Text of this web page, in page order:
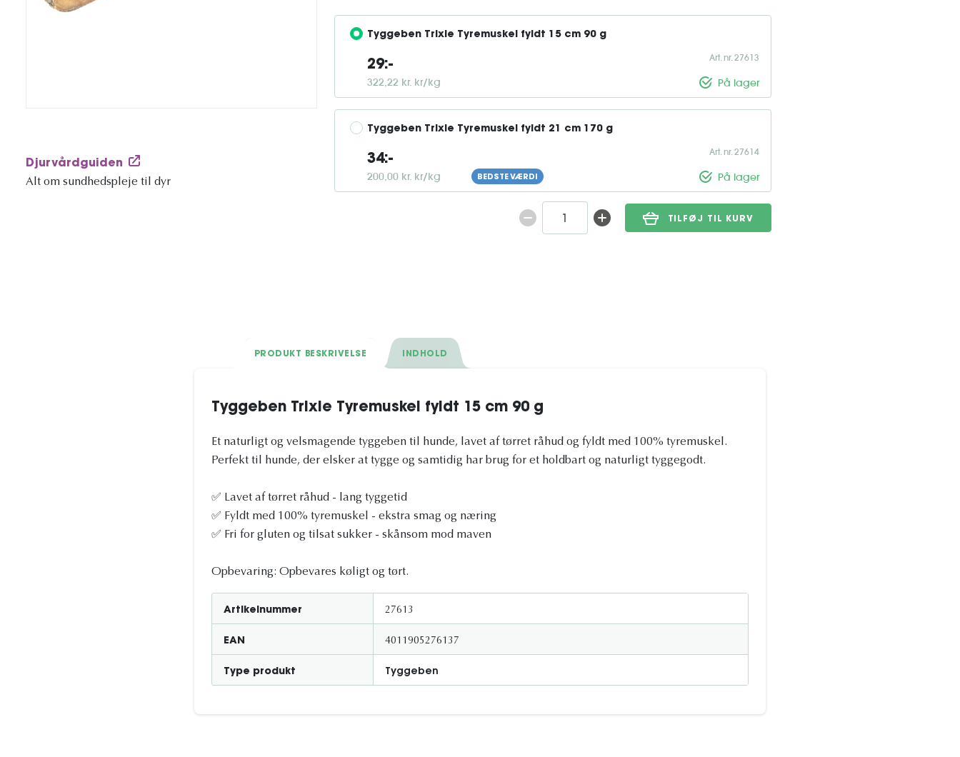
Djurvårdguiden
Alt om sundhedspleje til dyr
Tyggeben Trixie Tyremuskel fyldt 15 cm 90 g
29:-
322,22 kr. kr/kg
Art. nr. 27613
På lager
Tyggeben Trixie Tyremuskel fyldt 21 cm 170 g
34:-
200,00 kr. kr/kg BEDSTE VÆRDI
Art. nr. 27614
På lager
TILFØJ TIL KURV
PRODUKT BESKRIVELSE INDHOLD
Tyggeben Trixie Tyremuskel fyldt 15 cm 90 g
Et naturligt og velsmagende tyggeben til hunde, lavet af tørret råhud og fyldt med 100% tyremuskel.
Perfekt til hunde, der elsker at tygge og samtidig har brug for et holdbart og naturligt tyggegodt.
✅ Lavet af tørret råhud - lang tyggetid
✅ Fyldt med 100% tyremuskel - ekstra smag og næring
✅ Fri for gluten og tilsat sukker - skånsom mod maven
Opbevaring: Opbevares køligt og tørt.
Artikelnummer 27613
EAN 4011905276137
Type produkt Tyggeben